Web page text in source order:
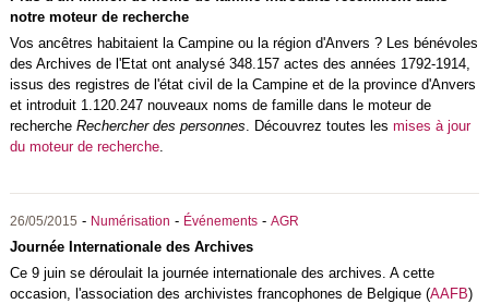
notre moteur de recherche
Vos ancêtres habitaient la Campine ou la région d'Anvers ? Les bénévoles
des Archives de l'Etat ont analysé 348.157 actes des années 1792-1914,
issus des registres de l'état civil de la Campine et de la province d'Anvers
et introduit 1.120.247 nouveaux noms de famille dans le moteur de
recherche Rechercher des personnes . Découvrez toutes les mises à jour
du moteur de recherche.
26/05/2015 - Numérisation - Événements- AGR
Journée Internationale des Archives
Ce 9 juin se déroulait la journée internationale des archives. A cette
occasion, l'association des archivistes francophones de Belgique (AAFB)